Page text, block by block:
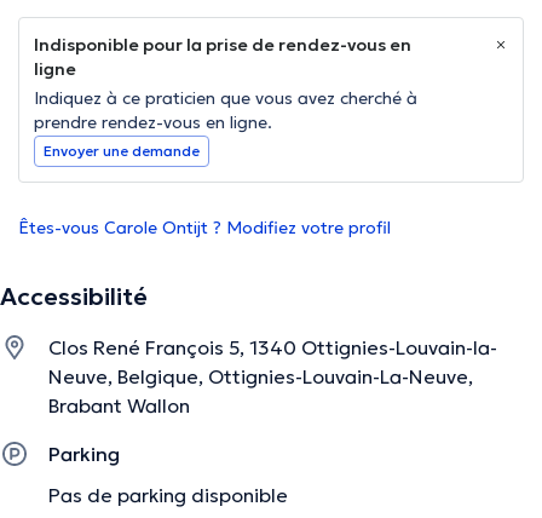
Indisponible pour la prise de rendez-vous en
ligne
Indiquez à ce praticien que vous avez cherché à
prendre rendez-vous en ligne.
Envoyer une demande
Êtes-vous Carole Ontijt ? Modifiez votre profil
Accessibilité
Clos René François 5, 1340 Ottignies-Louvain-la-
Neuve, Belgique, Ottignies-Louvain-La-Neuve,
Brabant Wallon
Parking
Pas de parking disponible